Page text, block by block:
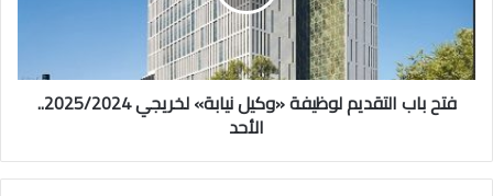
لخريجي
2025/2024..
الأحد
فتح باب التقديم لوظيفة «وكيل نيابة» لخريجي 2025/2024..
الأحد